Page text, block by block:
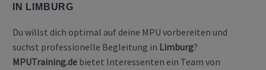
IN LIMBURG
Du willst dich optimal auf deine MPU vorbereiten und
suchst professionelle Begleitung in Limburg?
MPUTraining.de bietet Interessenten ein Team von